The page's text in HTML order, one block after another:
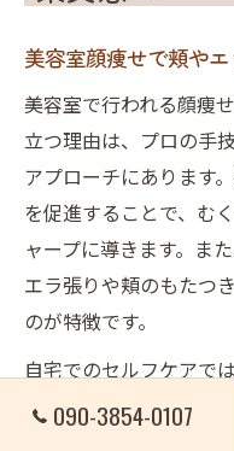
美容室顔痩せで頬や
美容室で行われる顔痩
立つ理由は、プロの手
アプローチにあります
を促進することで、む
ャープに導きます。ま
エラ張りや頬のもたつ
のが特徴です。
自宅でのセルフケアで
肉やリンパの流れを、
090-3854-0107